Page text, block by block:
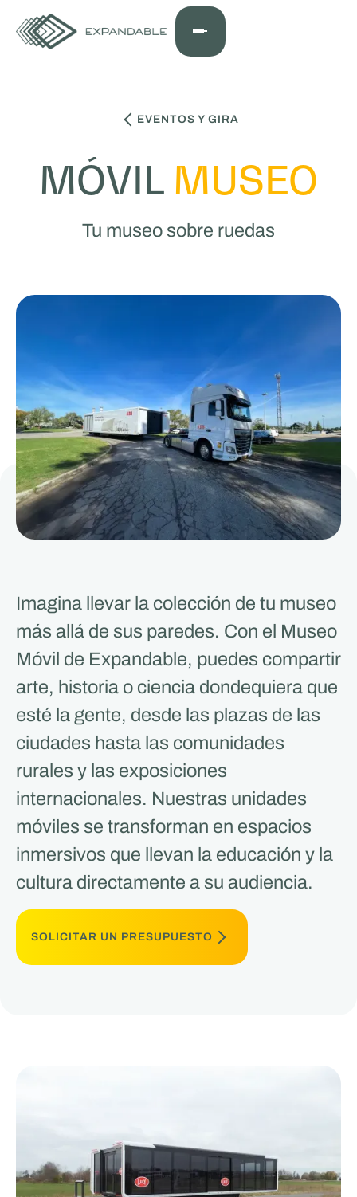
EVENTOS Y GIRA
MÓVIL MUSEO
Tu museo sobre ruedas
Imagina llevar la colección de tu museo
más allá de sus paredes. Con el Museo
Móvil de Expandable, puedes compartir
arte, historia o ciencia dondequiera que
esté la gente, desde las plazas de las
ciudades hasta las comunidades
rurales y las exposiciones
internacionales. Nuestras unidades
móviles se transforman en espacios
inmersivos que llevan la educación y la
cultura directamente a su audiencia.
SOLICITAR UN PRESUPUESTO